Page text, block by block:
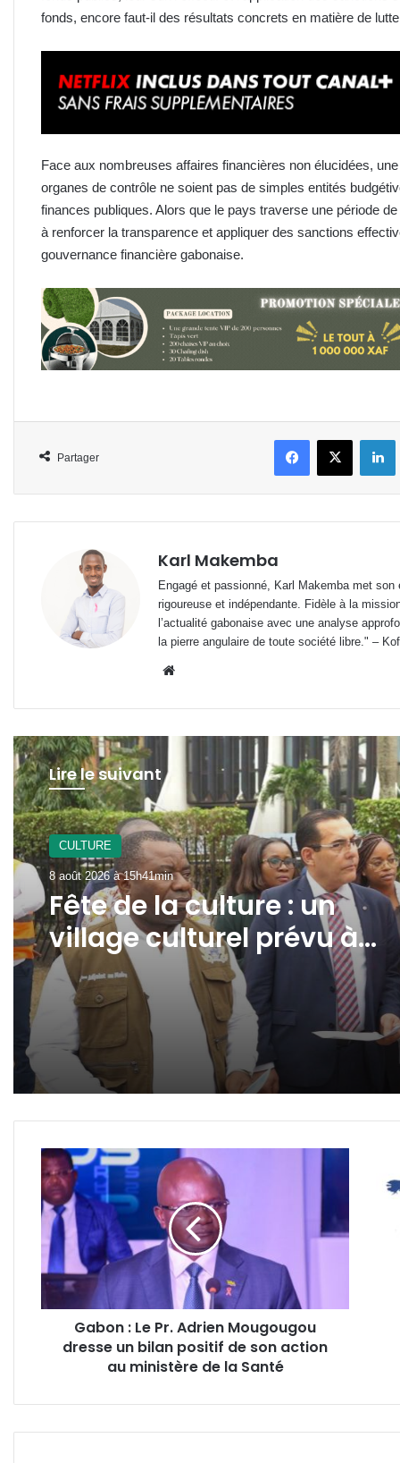
fonds, encore faut-il des résultats concrets en matière de
Face aux nombreuses affaires financières non élucidées,
organes de contrôle ne soient pas de simples entités
finances publiques. Alors que le pays traverse une période
à renforcer la transparence et appliquer des sanctions
gouvernance financière gabonaise.
Partager
FacebookX
Karl Makemba
Engagé et passionné, Karl Makemba met
rigoureuse et indépendante. Fidèle à la
l’actualité gabonaise avec une analyse
la pierre angulaire de toute société libre." –
Lire le suivant
CULTURE
8 août 2026 à 15h41min
Fête de la culture : un
village culturel prévu à
l’avenue Jean-Paul II
Gabon
:
Le
Pr.
Adrien
Mougougou
dresse
un
bilan
au ministère
Gabon : Le Pr. Adrien Mougougou
dresse un bilan positif de son action
au ministère de la Santé
plus